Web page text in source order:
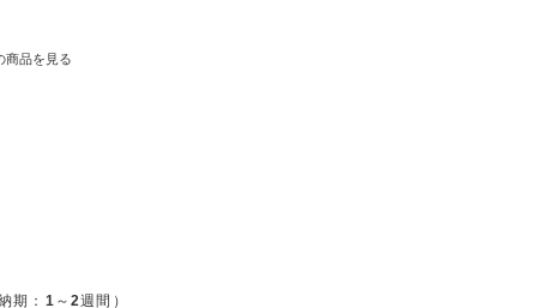
商品を見る
期： 1 ～2週間）